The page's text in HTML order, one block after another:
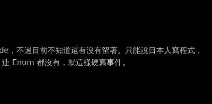
不過目前不知道還有沒有留著。只能說日本人寫程式，
Enum 都沒有，就這樣硬寫事件。